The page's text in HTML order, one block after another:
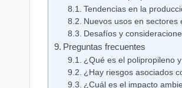
Tendencias en la
Nuevos usos‌ en sectores
Desafíos y
Preguntas frecuentes
¿Qué es el polipropileno
¿Hay ⁣riesgos asociados⁣
¿Cuál es el ⁤impacto